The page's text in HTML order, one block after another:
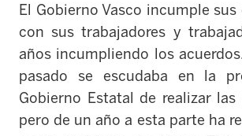
El Gobierno Vasco incumple
con sus trabajadores y
años incumpliendo los
pasado se escudaba en la
Gobierno Estatal de realizar las
pero de un año a esta parte ha